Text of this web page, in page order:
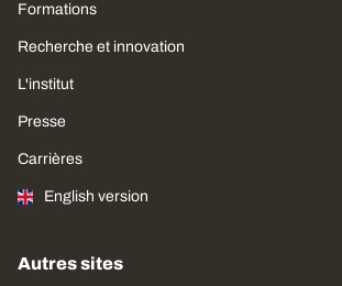
Formations
Recherche et innovation
L'institut
Presse
Carrières
English version
Autres sites